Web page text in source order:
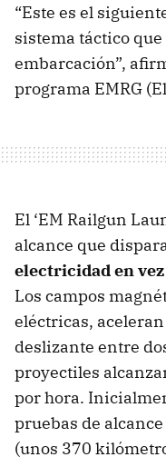
“Este es el
sistema táctico
embarcación”,
programa EMRG
El ‘EM Railgun
alcance que
electricidad en
Los campos
eléctricas,
deslizante entre
proyectiles
por hora.
pruebas de
(unos 370